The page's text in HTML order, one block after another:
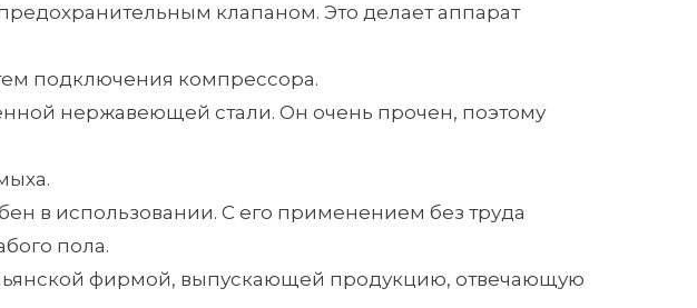
клапаном. Это делает аппарат
подключения компрессора.
нержавеющей стали. Он очень прочен, поэтому
в использовании. С его применением без труда
пола.
фирмой, выпускающей продукцию, отвечающую